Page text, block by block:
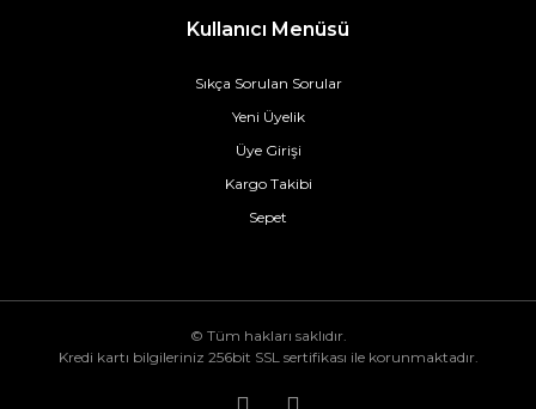
Kullanıcı Menüsü
Sıkça Sorulan Sorular
Yeni Üyelik
Üye Girişi
Kargo Takibi
Sepet
© Tüm hakları saklıdır.
Kredi kartı bilgileriniz 256bit SSL sertifikası ile korunmaktadır.